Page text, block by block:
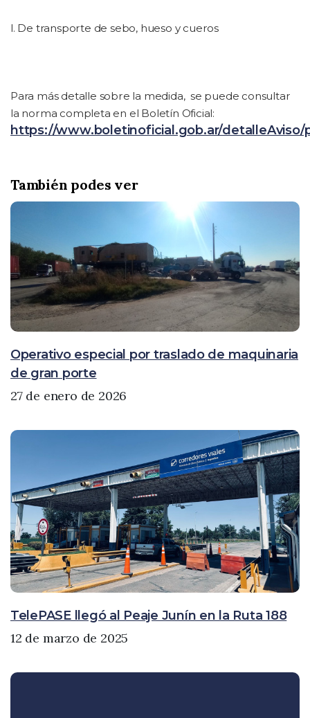
l. De transporte de sebo, hueso y cueros
Para más detalle sobre la medida, se puede consultar
la norma completa en el Boletín Oficial:
https://www.boletinoficial.gob.ar/detalleAviso/
También podes ver
Operativo especial por traslado de maquinaria
de gran porte
27 de enero de 2026
TelePASE llegó al Peaje Junín en la Ruta 188
12 de marzo de 2025